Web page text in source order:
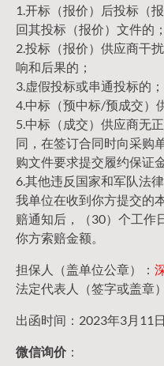
1.开标（报价）后投标（
回其投标（报价）文件的；
2.投标（报价）供应商干
响和后果的；
3.虚假投标或串通投标的；
4.中标（预中标/预成交）
5.中标（成交）供应商无
同，在签订合同时向采购
购文件要求提交履约保证
6.其他违反国家和军队法律
我单位在收到你方提交的
赔通知后，（30）个工作
你方索赔金额。
担保人（盖单位公章）：
法定代表人（签字或盖章
出函时间：2023年3月11日
微信询价：